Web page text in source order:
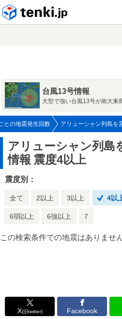
台風13号情報
大型で強い台風13号が南大東
との地震発生回数 アリューシャン列島を
アリューシャン列島
情報 震度4以上
震度別：
全て 2以上 3以上 4以
6弱以上 6強以上 7
この検索条件での地震はありません
X(旧twitter) Facebook